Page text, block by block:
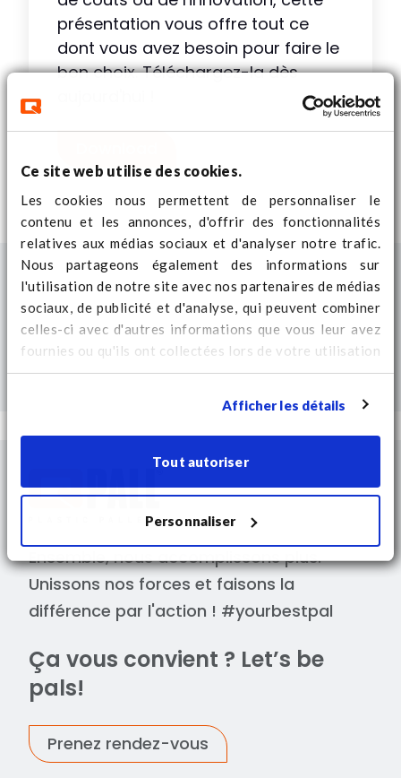
Ce site web utilise des cookies.
Les cookies nous permettent de personnaliser le
contenu et les annonces, d'offrir des fonctionnalités
relatives aux médias sociaux et d'analyser notre trafic.
Nous partageons également des informations sur
l'utilisation de notre site avec nos partenaires de médias
sociaux, de publicité et d'analyse, qui peuvent combiner
celles-ci avec d'autres informations que vous leur avez
fournies ou qu'ils ont collectées lors de votre utilisation
de leurs services. Regardezicipour des informations
Afficher les détails
Tout autoriser
Personnaliser
présentation vous offre tout ce
dont vous avez besoin pour faire le
bon choix. Téléchargez-la dès
Ensemble, nous accomplissons plus.
Unissons nos forces et faisons la
différence par l'action ! #yourbestpal
Ça vous convient ? Let’s be
pals!
Prenez rendez-vous